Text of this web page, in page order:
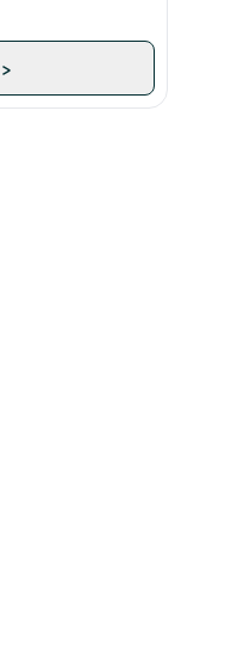
>